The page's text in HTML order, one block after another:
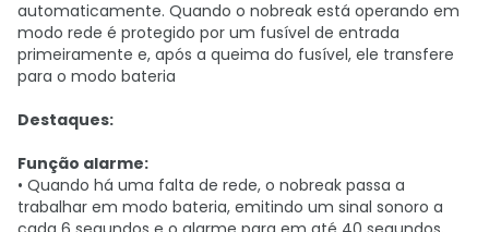
automaticamente. Quando o nobreak está operando em
modo rede é protegido por um fusível de entrada
primeiramente e, após a queima do fusível, ele transfere
para o modo bateria
Destaques:
Função alarme:
• Quando há uma falta de rede, o nobreak passa a
trabalhar em modo bateria, emitindo um sinal sonoro a